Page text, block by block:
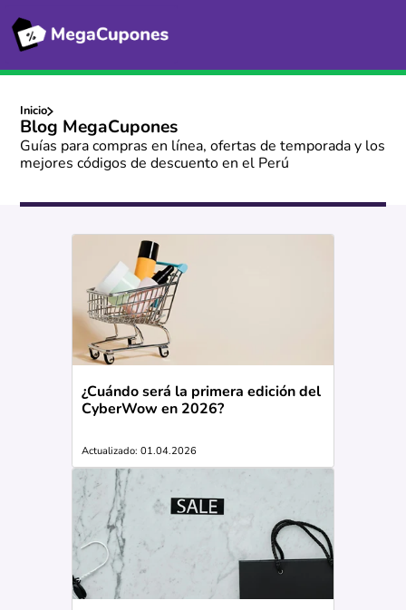
Inicio
Blog MegaCupones
Guías para compras en línea, ofertas de temporada y los
mejores códigos de descuento en el Perú
¿Cuándo será la primera edición del
CyberWow en 2026?
Actualizado: 01.04.2026